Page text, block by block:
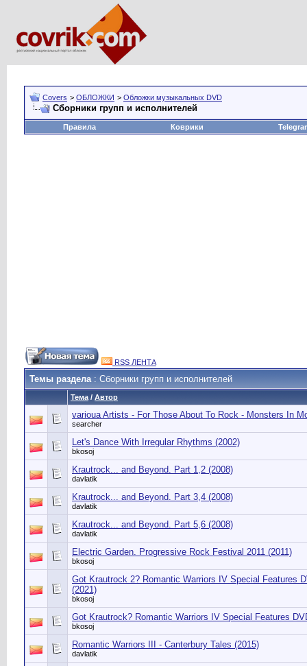
Covers > ОБЛОЖКИ > Обложки музыкальных DVD
Сборники групп и исполнителей
Правила Коврики
RSS ЛЕНТА
Темы раздела: Сборники групп и исполнителей
Тема / Автор
varioua Artists - For Those About To Rock - Monsters In
searcher
Let's Dance With Irregular Rhythms (2002)
bkosoj
Krautrock... and Beyond. Part 1,2 (2008)
davlatik
Krautrock... and Beyond. Part 3,4 (2008)
davlatik
Krautrock... and Beyond. Part 5,6 (2008)
davlatik
Electric Garden. Progressive Rock Festival 2011 (2011)
bkosoj
Got Krautrock 2? Romantic Warriors IV Special Features
(2021)
bkosoj
Got Krautrock? Romantic Warriors IV Special Features
bkosoj
Romantic Warriors III - Canterbury Tales (2015)
davlatik